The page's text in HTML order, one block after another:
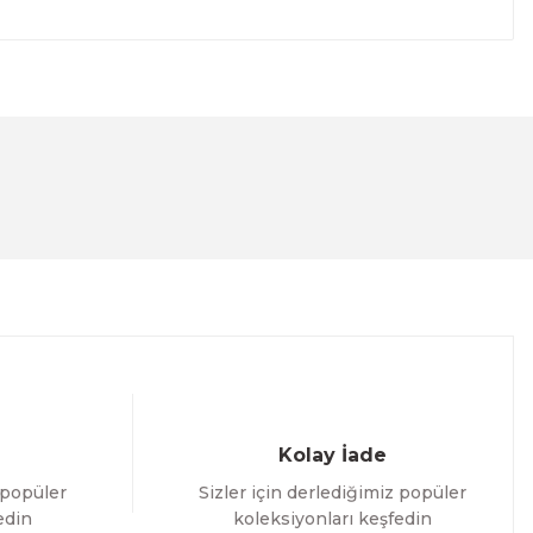
Kolay İade
Sizler için derlediğimiz popüler
koleksiyonları keşfedin